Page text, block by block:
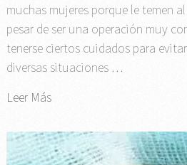
muchas mujeres porque le temen
pesar de ser una operación muy
tenerse ciertos cuidados para
diversas situaciones …
Leer Más